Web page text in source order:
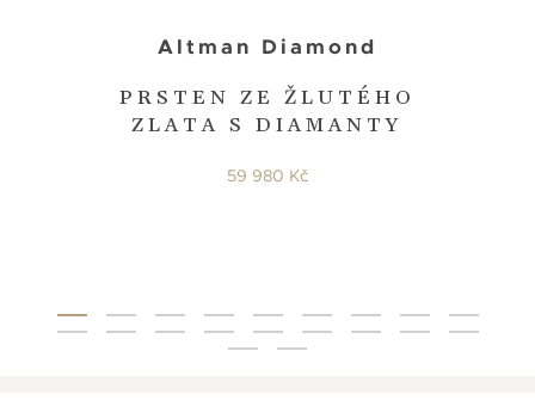
PRSTEN ZE ŽLUTÉHO
ZLATA S DIAMANTY
Altman Diamond
59 980 Kč